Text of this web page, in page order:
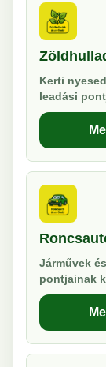
Kerti
leadási
Járművek
pontjainak